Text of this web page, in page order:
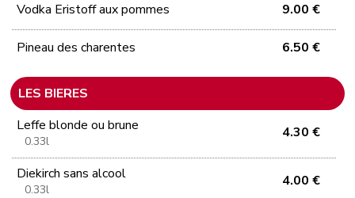
Vodka Eristoff aux pommes 9.00 €
Pineau des charentes 6.50 €
LES BIERES
Leffe blonde ou brune
0.33l
4.30 €
Diekirch sans alcool
0.33l
4.00 €